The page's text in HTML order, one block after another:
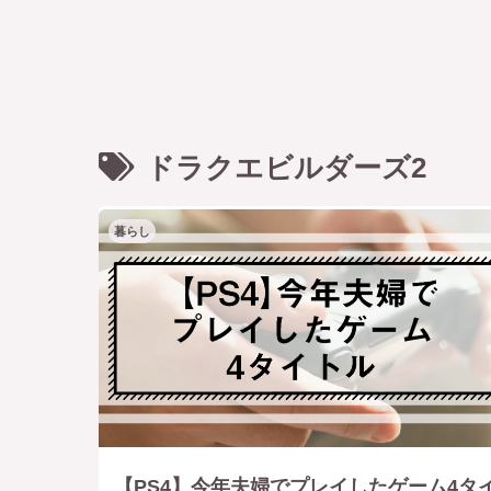
ドラクエビルダーズ2
暮らし
【PS4】今年夫婦でプレイしたゲーム4タ